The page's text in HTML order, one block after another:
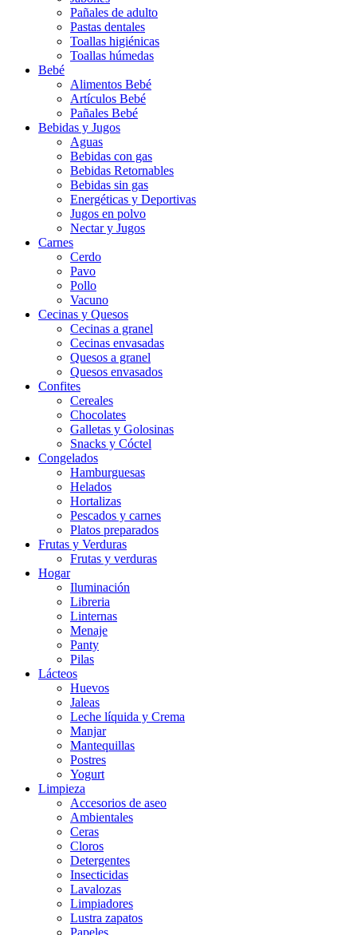
Pañales de adulto
Pastas dentales
Toallas higiénicas
Toallas húmedas
Bebé
Alimentos Bebé
Artículos Bebé
Pañales Bebé
Bebidas y Jugos
Aguas
Bebidas con gas
Bebidas Retornables
Bebidas sin gas
Energéticas y Deportivas
Jugos en polvo
Nectar y Jugos
Carnes
Cerdo
Pavo
Pollo
Vacuno
Cecinas y Quesos
Cecinas a granel
Cecinas envasadas
Quesos a granel
Quesos envasados
Confites
Cereales
Chocolates
Galletas y Golosinas
Snacks y Cóctel
Congelados
Hamburguesas
Helados
Hortalizas
Pescados y carnes
Platos preparados
Frutas y Verduras
Frutas y verduras
Hogar
Iluminación
Libreria
Linternas
Menaje
Panty
Pilas
Lácteos
Huevos
Jaleas
Leche líquida y Crema
Manjar
Mantequillas
Postres
Yogurt
Limpieza
Accesorios de aseo
Ambientales
Ceras
Cloros
Detergentes
Insecticidas
Lavalozas
Limpiadores
Lustra zapatos
Papeles